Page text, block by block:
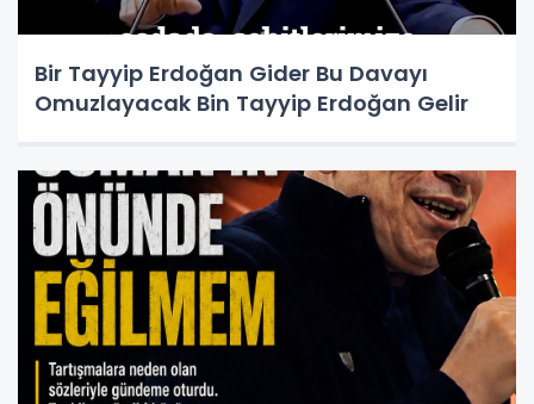
Bir Tayyip Erdoğan Gider Bu Davayı
Omuzlayacak Bin Tayyip Erdoğan Gelir